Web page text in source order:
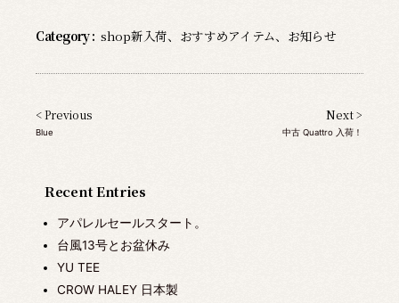
Recent Entries
アパレルセールスタート。
台風13号とお盆休み
YU TEE
CROW HALEY 日本製
Category : shop新入荷、 おすすめアイテム、 お知らせ
< Previous
Blue
Next >
中古 Quattro 入荷！